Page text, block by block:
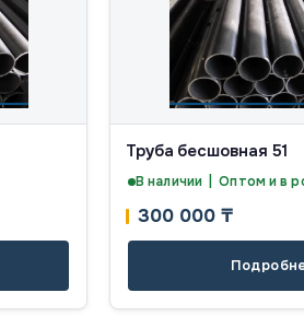
Труба бесшовная 51
В наличии | Оптом и в
300 000 ₸